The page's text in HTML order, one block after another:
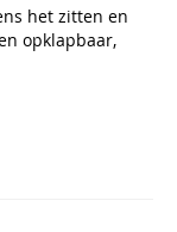
het zitten en
opklapbaar,